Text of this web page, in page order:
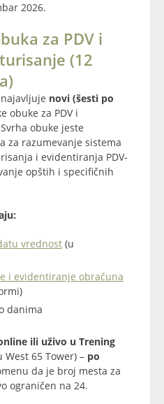
za PDV i
(12
2026.
novi (šesti po
obuke za PDV i
obuke jeste
za razumevanje sistema
i evidentiranja PDV-
opštih i specifičnih
vrednost (u
i evidentiranje obračuna
danima
ili uživo u Trening
West 65 Tower) – po
da je broj mesta za
ograničen na 24.